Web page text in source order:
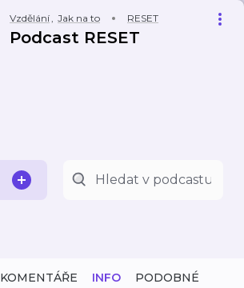
Vzdělání, Jak na to RESET
Podcast RESET
KOMENTÁŘE INFO PODOBNÉ